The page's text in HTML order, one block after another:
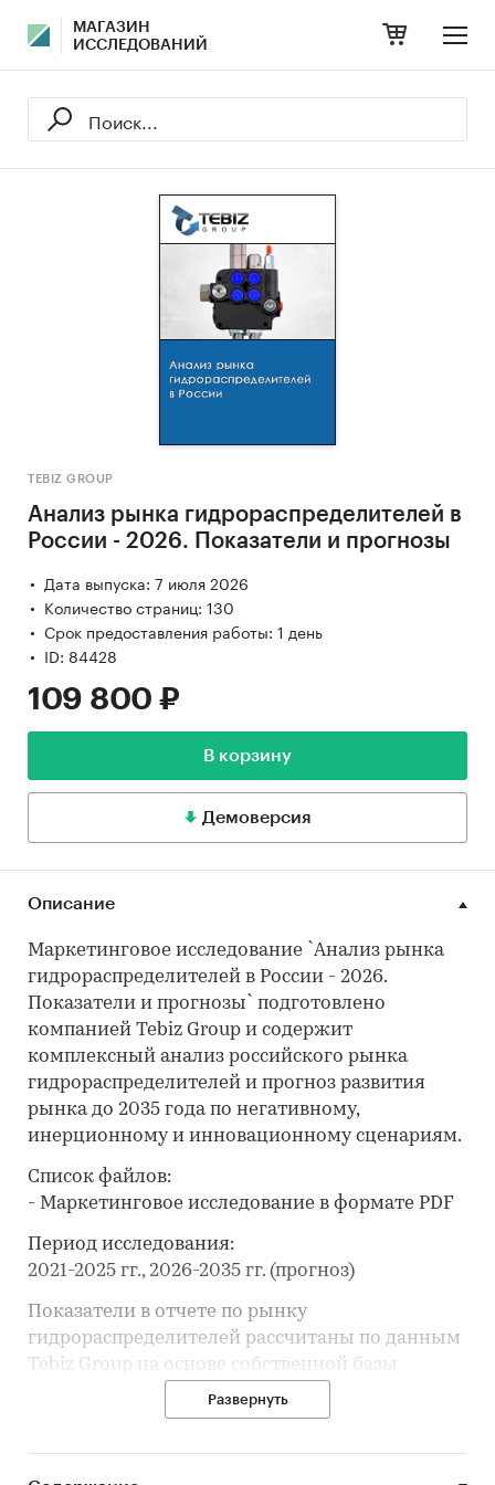
МАГАЗИН
ИССЛЕДОВАНИЙ
TEBIZ GROUP
Анализ рынка гидрораспределителей в
России - 2026. Показатели и прогнозы
Дата выпуска: 7 июля 2026
Количество страниц: 130
Срок предоставления работы: 1 день
ID: 84428
109 800 ₽
В корзину
Демоверсия
Описание
Маркетинговое исследование `Анализ рынка
гидрораспределителей в России - 2026.
Показатели и прогнозы` подготовлено
компанией Tebiz Group и содержит
комплексный анализ российского рынка
гидрораспределителей и прогноз развития
рынка до 2035 года по негативному,
инерционному и инновационному сценариям.
Список файлов:
- Маркетинговое исследование в формате PDF
Период исследования:
2021-2025 гг., 2026-2035 гг. (прогноз)
Показатели в отчете по рынку
гидрораспределителей рассчитаны по данным
Tebiz Group на основе собственной базы
данных, официальной статистики,
таможенных данных, корпоративной
Развернуть